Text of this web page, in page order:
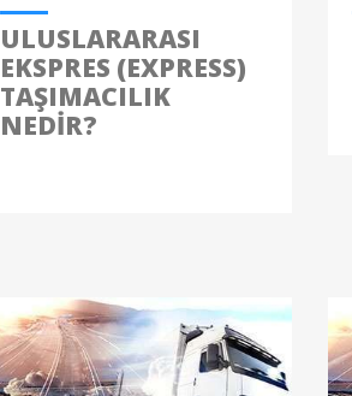
ULUSLARARASI
EKSPRES (EXPRESS)
TAŞIMACILIK
NEDIR?